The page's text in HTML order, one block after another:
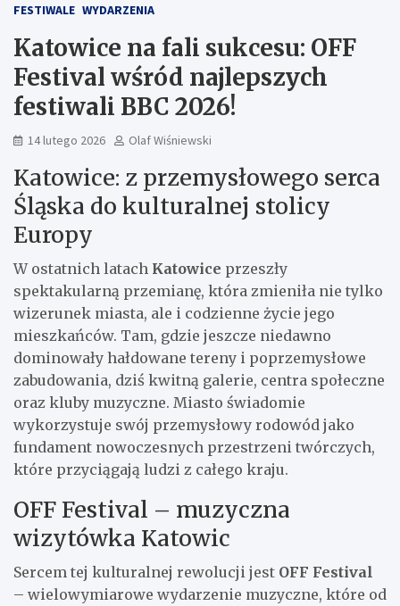
FESTIWALE WYDARZENIA
Katowice na fali sukcesu: OFF
Festival wśród najlepszych
festiwali BBC 2026!
14 lutego 2026 Olaf Wiśniewski
Katowice: z przemysłowego serca
Śląska do kulturalnej stolicy
Europy
W ostatnich latach Katowice przeszły
spektakularną przemianę, która zmieniła nie tylko
wizerunek miasta, ale i codzienne życie jego
mieszkańców. Tam, gdzie jeszcze niedawno
dominowały hałdowane tereny i poprzemysłowe
zabudowania, dziś kwitną galerie, centra społeczne
oraz kluby muzyczne. Miasto świadomie
wykorzystuje swój przemysłowy rodowód jako
fundament nowoczesnych przestrzeni twórczych,
które przyciągają ludzi z całego kraju.
OFF Festival – muzyczna
wizytówka Katowic
Sercem tej kulturalnej rewolucji jest OFF Festival
– wielowymiarowe wydarzenie muzyczne, które od